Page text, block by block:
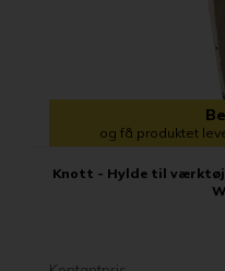
og få produktet
Knott - Hylde til